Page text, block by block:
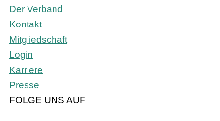
Der Verband
Kontakt
Mitgliedschaft
Login
Karriere
Presse
FOLGE UNS AUF